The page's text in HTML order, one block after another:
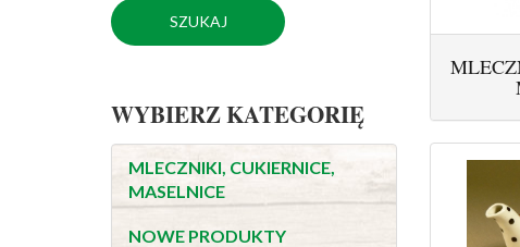
WYBIERZ KATEGORIĘ
MLECZNIKI, CUKIERNICE,
MASELNICE
NOWE PRODUKTY